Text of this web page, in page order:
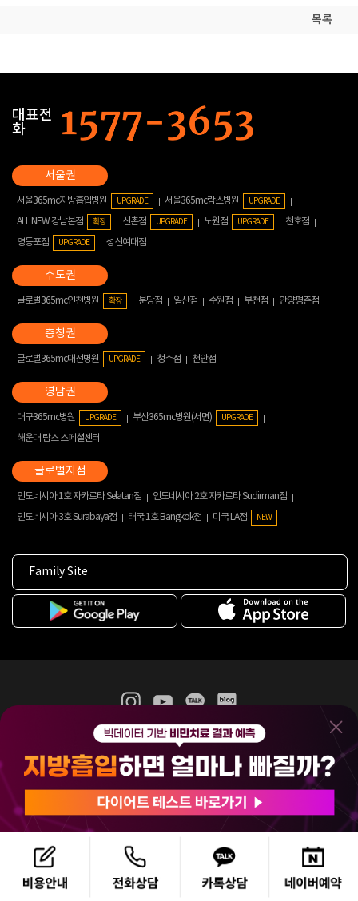
목록
대표전
화
서울365mc지방흡입병원 UPGRADE 서울365mc람스병원 UPGRADE
ALL NEW 강남본점 확장 신촌점 UPGRADE 노원점 UPGRADE
천호점
영등포점
UPGRADE 성신여대점
글로벌365mc인천병원 확장 분당점 일산점 수원점 부천점 안양평촌점
글로벌365mc대전병원 UPGRADE 청주점 천안점
대구365mc병원 UPGRADE 부산365mc병원(서면) UPGRADE
해운대 람스 스페셜센터
인도네시아 1호 자카르타 Selatan점
인도네시아 2호 자카르타 Sudirman점
인도네시아 3호 Surabaya점
태국 1호 Bangkok점 미국 LA점 NEW
Family Site
365mc 병·의원 이용약관
홈페이지 이용약관
비급여진료수가
(주)365mcㅣ서울특별시 서초구 서초대로52길 7, 3~4층(서초동, 제일빌딩)
120-87-04354ㅣ김남철
COPYRIGHT(C) 2025 365mc. ALL RIGHTS RESERVED.